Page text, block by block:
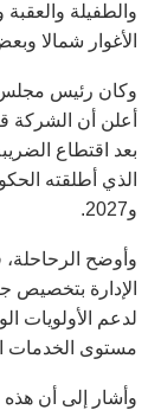
والطفيلة
الأغوار شمالا
وكان رئيس مجلس
بعد اقتطاع
و2027.
وأوضح
الإدارة بتخصيص
لدعم الأولويات
مستوى الخدمات
وأشار إلى أن